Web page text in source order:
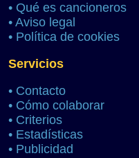
• Qué es cancioneros
• Aviso legal
• Política de cookies
Servicios
• Contacto
• Cómo colaborar
• Criterios
• Estadísticas
• Publicidad